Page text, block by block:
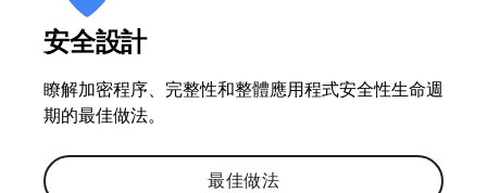
安全設計
瞭解加密程序、完整性和整體應用程式安全性生命週
期的最佳做法。
最佳做法